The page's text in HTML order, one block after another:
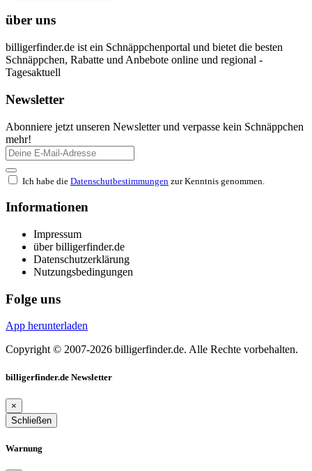
über uns
billigerfinder.de ist ein Schnäppchenportal und bietet die besten
Schnäppchen, Rabatte und Anbebote online und regional -
Tagesaktuell
Newsletter
Abonniere jetzt unseren Newsletter und verpasse kein Schnäppchen
mehr!
Ich habe die Datenschutbestimmungen zur Kenntnis genommen.
Informationen
Impressum
über billigerfinder.de
Datenschutzerklärung
Nutzungsbedingungen
Folge uns
App herunterladen
Copyright © 2007-2026 billigerfinder.de. Alle Rechte vorbehalten.
billigerfinder.de Newsletter
×
Schließen
Warnung